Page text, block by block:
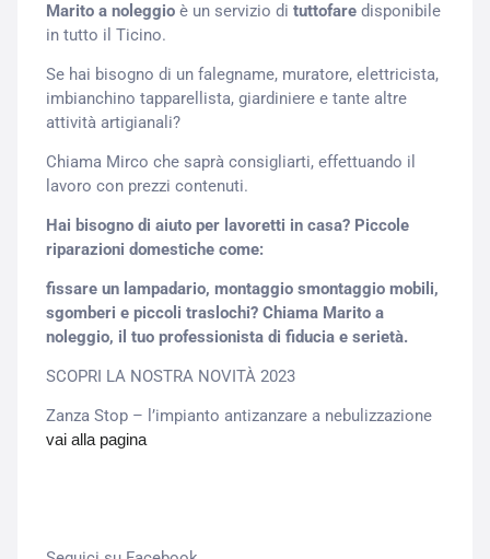
Marito a noleggio è un servizio di tuttofare disponibile
in tutto il Ticino.
Se hai bisogno di un falegname, muratore, elettricista,
imbianchino tapparellista, giardiniere e tante altre
attività artigianali?
Chiama Mirco che saprà consigliarti, effettuando il
lavoro con prezzi contenuti.
Hai bisogno di aiuto per lavoretti in casa? Piccole
riparazioni domestiche come:
fissare un lampadario, montaggio smontaggio mobili,
sgomberi e piccoli traslochi? Chiama Marito a
noleggio, il tuo professionista di fiducia e serietà.
SCOPRI LA NOSTRA NOVITÀ 2023
Zanza Stop – l’impianto antizanzare a nebulizzazione
vai alla pagina